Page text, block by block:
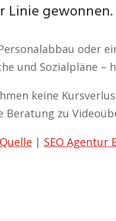
Linie gewonnen.
und Sozialpläne –
keine
Beratung zu
| SEO Agentur